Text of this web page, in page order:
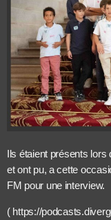
Ils étaient présents lors
et ont pu, a cette
FM pour une interview.
( https://